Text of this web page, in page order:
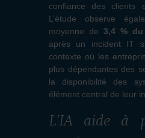
confiance des clients
L’étude observe
moyenne de 3,4 %
après un incident IT
contexte où les
plus dépendantes des
la disponibilité des
élément central de leur
L’IA aide à